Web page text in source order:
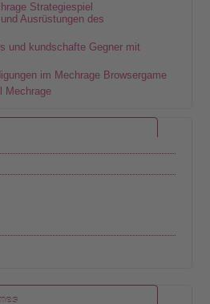
Strategiespiel
Ausrüstungen des
und kundschafte Gegner mit
im Mechrage Browsergame
Mechrage